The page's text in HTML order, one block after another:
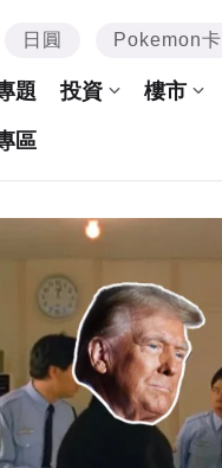
日圓 Pokemon卡
題 投資 樓市
區